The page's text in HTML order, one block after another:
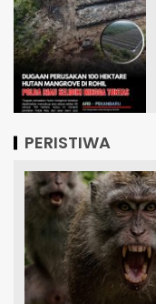
PERISTIWA